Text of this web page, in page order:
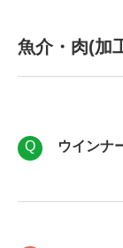
魚介・肉(加
ウインナ